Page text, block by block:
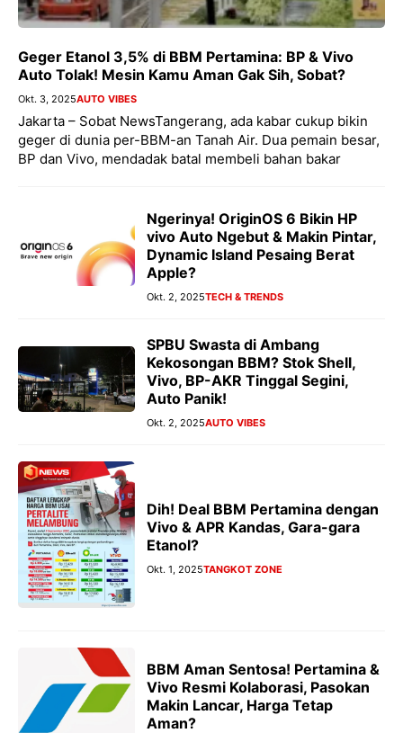
Geger Etanol 3,5% di BBM Pertamina: BP & Vivo
Auto Tolak! Mesin Kamu Aman Gak Sih, Sobat?
Okt. 3, 2025AUTO VIBES
Jakarta – Sobat NewsTangerang, ada kabar cukup bikin
geger di dunia per-BBM-an Tanah Air. Dua pemain besar,
BP dan Vivo, mendadak batal membeli bahan bakar
Ngerinya! OriginOS 6 Bikin HP
vivo Auto Ngebut & Makin Pintar,
Dynamic Island Pesaing Berat
Apple?
Okt. 2, 2025TECH & TRENDS
SPBU Swasta di Ambang
Kekosongan BBM? Stok Shell,
Vivo, BP-AKR Tinggal Segini,
Auto Panik!
Okt. 2, 2025AUTO VIBES
Dih! Deal BBM Pertamina dengan
Vivo & APR Kandas, Gara-gara
Etanol?
Okt. 1, 2025TANGKOT ZONE
BBM Aman Sentosa! Pertamina &
Vivo Resmi Kolaborasi, Pasokan
Makin Lancar, Harga Tetap
Aman?